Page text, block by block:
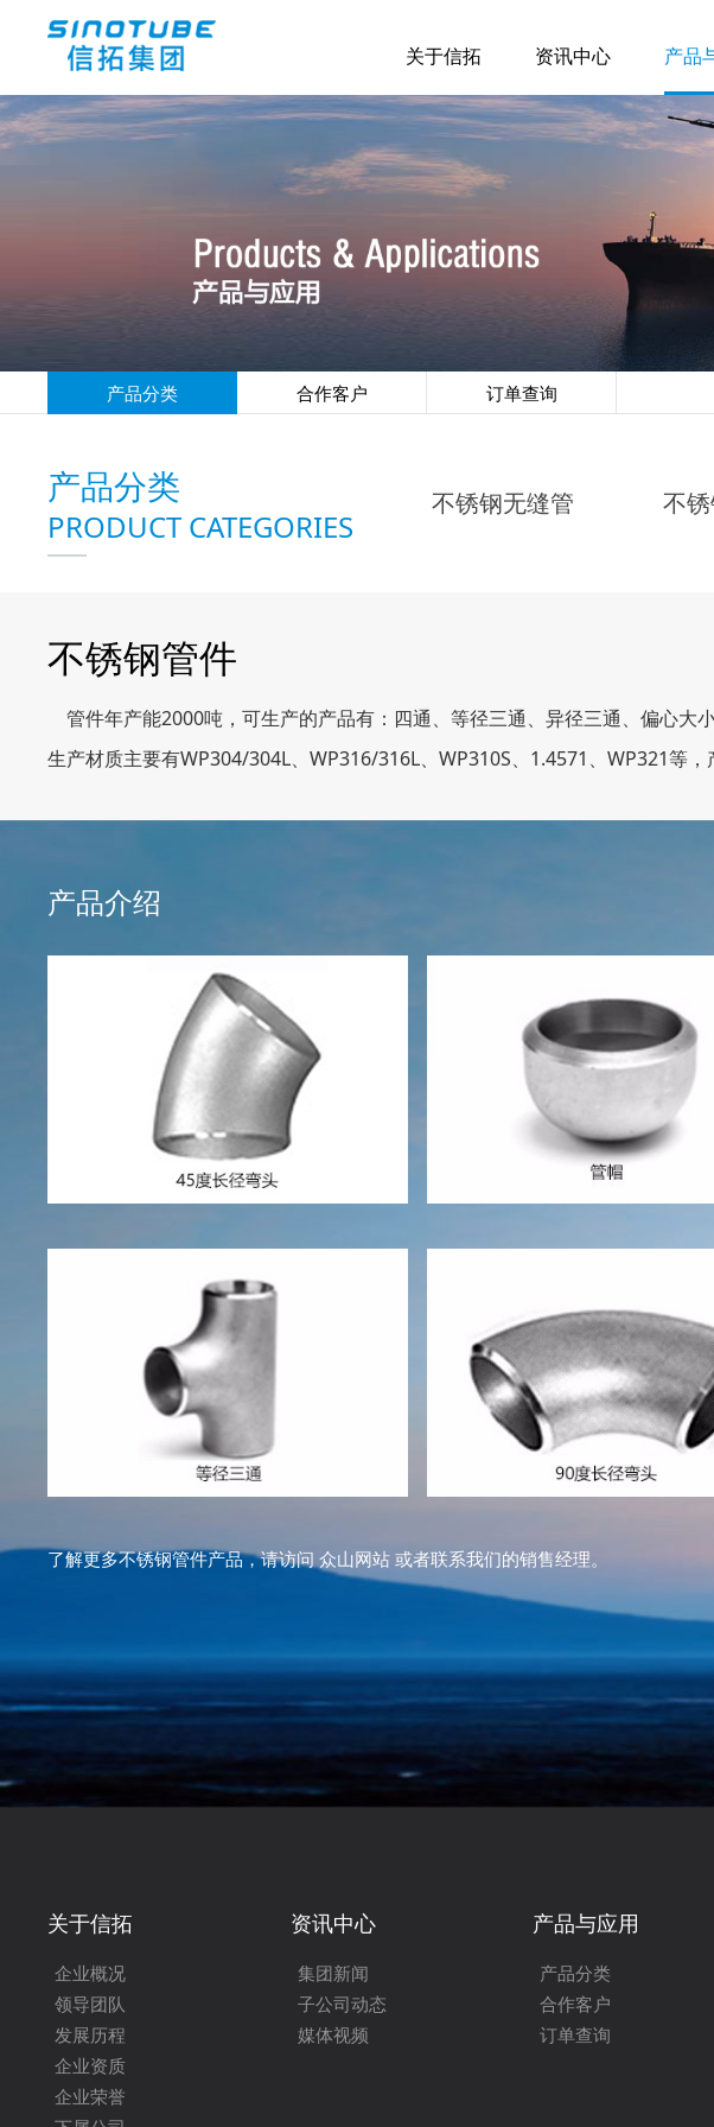
关于信拓 资讯中心 产品
产品分类 合作客户 订单查询
产品分类
PRODUCT CATEGORIES
不锈钢无缝管 不
不锈钢管件
管件年产能2000吨，可生产的产品有：四通、等径三通、异径三通、偏心大
生产材质主要有WP304/304L、WP316/316L、WP310S、1.4571、WP321等
产品介绍
了解更多不锈钢管件产品，请访问 众山网站 或者联系我们的销售经理。
关于信拓
企业概况
领导团队
发展历程
企业资质
企业荣誉
资讯中心
集团新闻
子公司动态
媒体视频
产品与应用
产品分类
合作客户
订单查询